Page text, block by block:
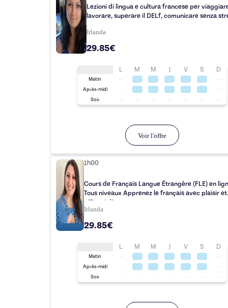
Lezioni di lingua e cultura francese per
lavorare, superare il DELf, comunicare senza
Irlanda
29.85€
L M M J V S D
Matin
Après-midi
Soir
Voir l'offre
1h00
Cours de Français Langue Étrangère (FLE) en
Tous niveaux Apprenez le français avec plaisir et
efficacité!
Irlanda
29.85€
L M M J V S D
Matin
Après-midi
Soir